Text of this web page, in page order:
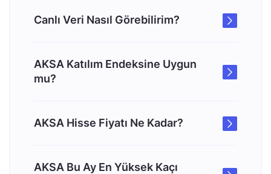
Canlı Veri Nasıl Görebilirim?
AKSA Katılım Endeksine Uygun
mu?
AKSA Hisse Fiyatı Ne Kadar?
AKSA Bu Ay En Yüksek Kaçı